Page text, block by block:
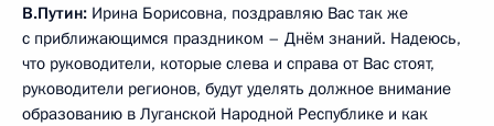
В.Путин: Ирина Борисовна, поздравляю Вас так же
с приближающимся праздником – Днём знаний. Надеюсь,
что руководители, которые слева и справа от Вас стоят,
руководители регионов, будут уделять должное внимание
образованию в Луганской Народной Республике и как